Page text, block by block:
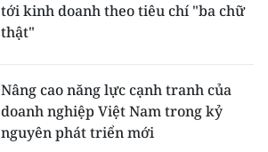
tới kinh doanh theo tiêu chí "ba chữ
thật"
Nâng cao năng lực cạnh tranh của
doanh nghiệp Việt Nam trong kỷ
nguyên phát triển mới